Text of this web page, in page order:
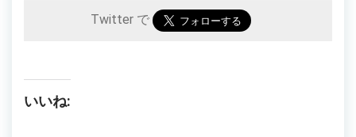
Twitter で
いいね: